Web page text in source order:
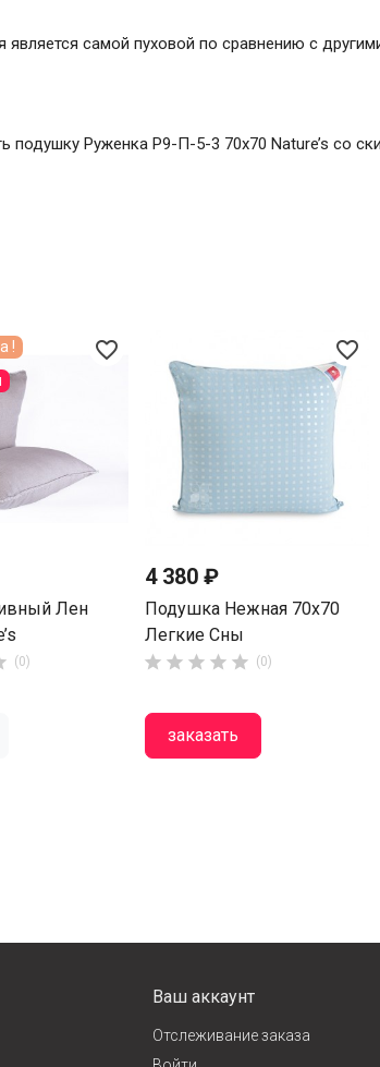
самой пуховой по сравнению с
Руженка Р9-П-5-3 70x70 Nature’s со
favorite_border
Лен
(0)
!
favorite_border
4 380 ₽
Подушка Нежная 70x70
Легкие Сны
     (0)
заказать
Ваш аккаунт
Отслеживание заказа